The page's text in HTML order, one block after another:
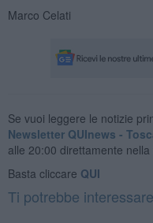
Marco Celati
Se vuoi leggere le notizie
Newsletter QUInews -
alle 20:00 direttamente nella
Basta cliccare QUI
Ti potrebbe